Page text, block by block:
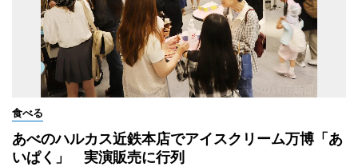
食べる
あべのハルカス近鉄本店でアイスクリーム万博「あ
いぱく」 実演販売に行列